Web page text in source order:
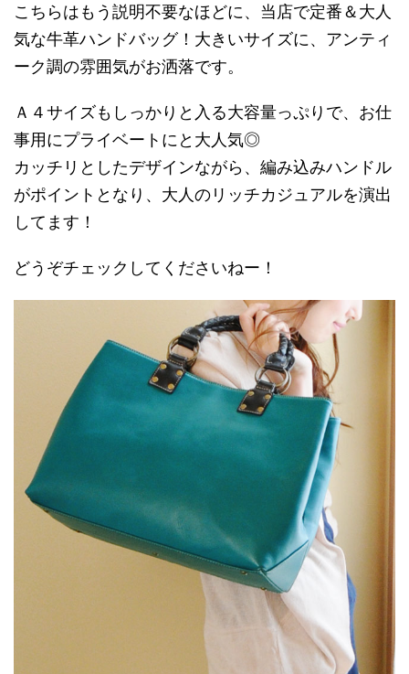
こちらはもう説明不要なほどに、当店で定番＆大人
気な牛革ハンドバッグ！大きいサイズに、アンティ
ーク調の雰囲気がお洒落です。
Ａ４サイズもしっかりと入る大容量っぷりで、お仕
事用にプライベートにと大人気◎
カッチリとしたデザインながら、編み込みハンドル
がポイントとなり、大人のリッチカジュアルを演出
してます！
どうぞチェックしてくださいねー！